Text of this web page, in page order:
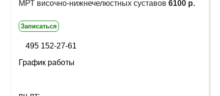
МРТ височно-нижнечелюстных суставов 6100 р.
Записаться
495 152-27-61
График работы